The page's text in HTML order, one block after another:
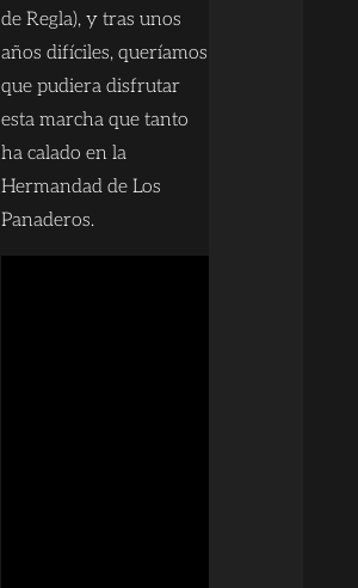
de Regla), y tras unos
años difíciles, queríamos
que pudiera disfrutar
esta marcha que tanto
ha calado en la
Hermandad de Los
Panaderos.